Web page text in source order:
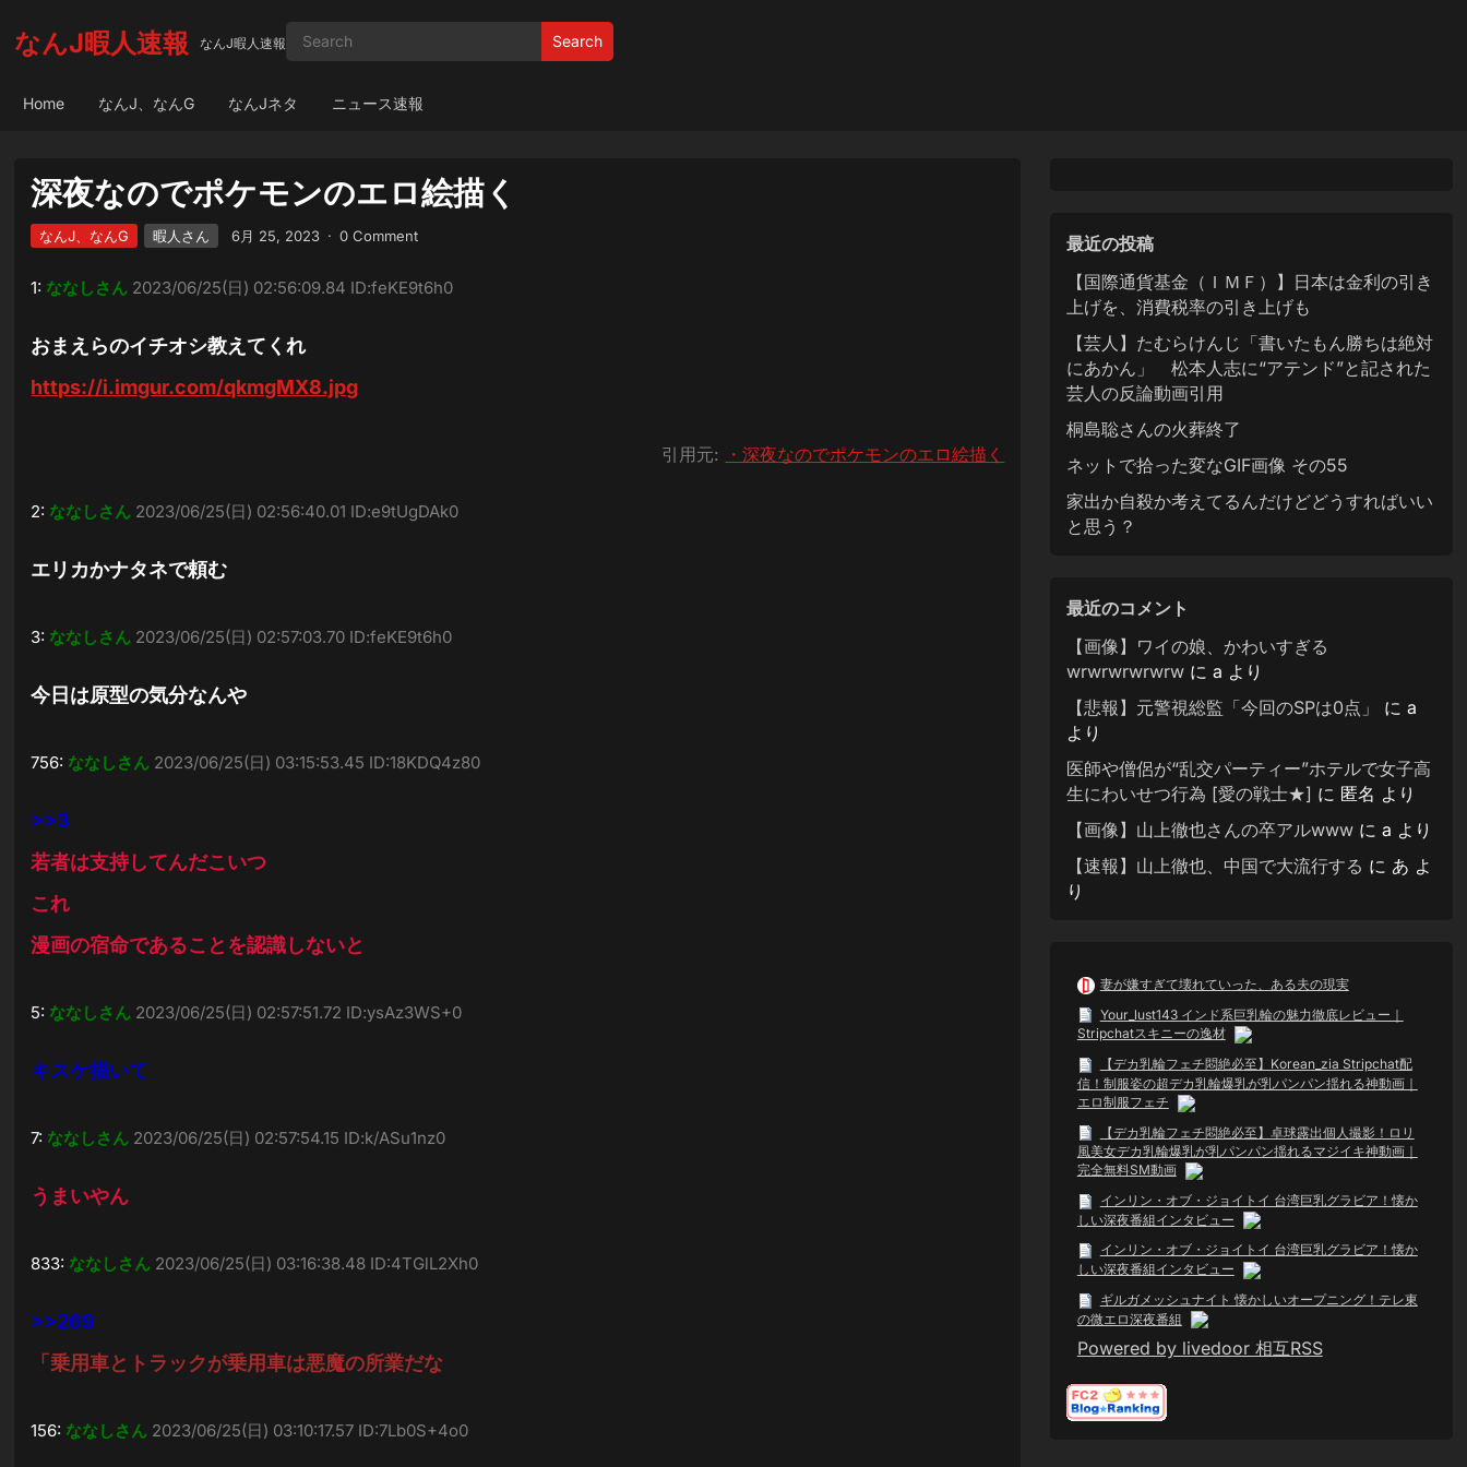
なんJ暇人速報 なんJ暇人速報 Search
Home なんJ、なんG なんJネタ ニュース速報
深夜なのでポケモンのエロ絵描く
なんJ、なんG 暇人さん 6月 25, 2023 · 0 Comment
1: ななしさん 2023/06/25(日) 02:56:09.84 ID:feKE9t6h0
おまえらのイチオシ教えてくれ
https://i.imgur.com/qkmgMX8.jpg
引用元: ・深夜なのでポケモンのエロ絵描く
2: ななしさん 2023/06/25(日) 02:56:40.01 ID:e9tUgDAk0
エリカかナタネで頼む
3: ななしさん 2023/06/25(日) 02:57:03.70 ID:feKE9t6h0
今日は原型の気分なんや
756: ななしさん 2023/06/25(日) 03:15:53.45 ID:18KDQ4z80
>>3
若者は支持してんだこいつ
これ
漫画の宿命であることを認識しないと
5: ななしさん 2023/06/25(日) 02:57:51.72 ID:ysAz3WS+0
キスケ描いて
7: ななしさん 2023/06/25(日) 02:57:54.15 ID:k/ASu1nz0
うまいやん
833: ななしさん 2023/06/25(日) 03:16:38.48 ID:4TGlL2Xh0
>>269
「乗用車とトラックが乗用車は悪魔の所業だな
156: ななしさん 2023/06/25(日) 03:10:17.57 ID:7Lb0S+4o0
最近の投稿
【国際通貨基金（ＩＭＦ）】日本は金利の引き
上げを、消費税率の引き上げも
【芸人】たむらけんじ「書いたもん勝ちは絶対
にあかん」 松本人志に“アテンド”と記された
芸人の反論動画引用
桐島聡さんの火葬終了
ネットで拾った変なGIF画像 その55
家出か自殺か考えてるんだけどどうすればいい
と思う？
最近のコメント
【画像】ワイの娘、かわいすぎる
wrwrwrwrwrwに a より
【悲報】元警視総監「今回のSPは0点」
に a
より
医師や僧侶が“乱交パーティー”ホテルで女子高
生にわいせつ行為 [愛の戦士★] に 匿名 より
【画像】山上徹也さんの卒アルwwwに a より
【速報】山上徹也、中国で大流行する に あ よ
り
妻が嫌すぎて壊れていった、ある夫の現実
Your_lust143 インド系巨乳輪の魅力徹底レビュー｜
Stripchatスキニーの逸材
【デカ乳輪フェチ悶絶必至】Korean_zia Stripchat配
信！制服姿の超デカ乳輪爆乳が乳パンパン揺れる神動画｜
エロ制服フェチ
【デカ乳輪フェチ悶絶必至】卓球露出個人撮影！ロリ
風美女デカ乳輪爆乳が乳パンパン揺れるマジイキ神動画｜
完全無料SM動画
インリン・オブ・ジョイトイ 台湾巨乳グラビア！懐か
しい深夜番組インタビュー
インリン・オブ・ジョイトイ 台湾巨乳グラビア！懐か
しい深夜番組インタビュー
ギルガメッシュナイト 懐かしいオープニング！テレ東
の微エロ深夜番組
Powered by livedoor 相互RSS